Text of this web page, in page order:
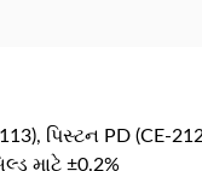
પિસ્ટન PD (CE-
માટે ±0.2%